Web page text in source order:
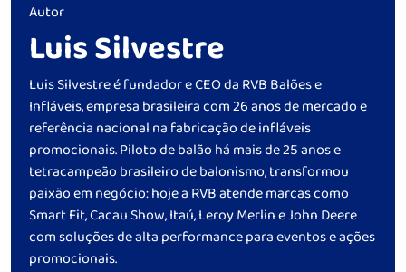
Autor
Luis Silvestre
Luis Silvestre é fundador e CEO da RVB Balões e
Infláveis, empresa brasileira com 26 anos de mercado e
referência nacional na fabricação de infláveis
promocionais. Piloto de balão há mais de 25 anos e
tetracampeão brasileiro de balonismo, transformou
paixão em negócio: hoje a RVB atende marcas como
Smart Fit, Cacau Show, Itaú, Leroy Merlin e John Deere
com soluções de alta performance para eventos e ações
promocionais.